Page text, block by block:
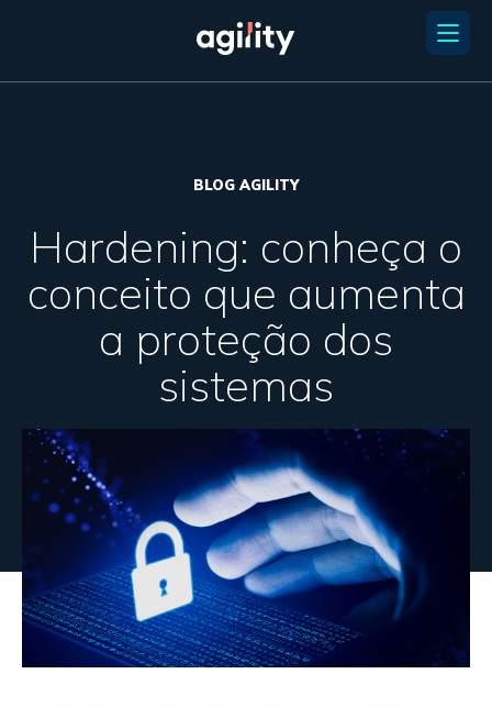
BLOG AGILITY
Hardening: conheça o
conceito que aumenta
a proteção dos
sistemas